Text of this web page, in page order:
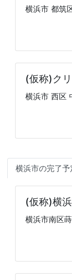
横浜市 都筑
(仮称)ク
横浜市 西区
横浜市の完了
(仮称)横
横浜市南区